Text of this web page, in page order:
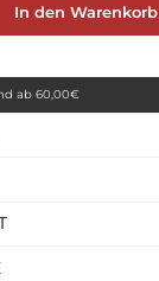
In den Warenkorb
ab 60,00€